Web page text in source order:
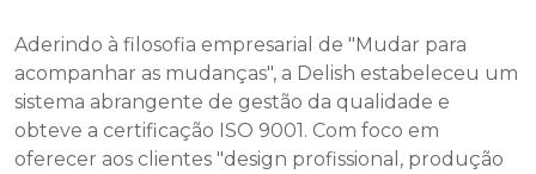
Aderindo à filosofia empresarial de "Mudar para
acompanhar as mudanças", a Delish estabeleceu um
sistema abrangente de gestão da qualidade e
obteve a certificação ISO 9001. Com foco em
oferecer aos clientes "design profissional, produção